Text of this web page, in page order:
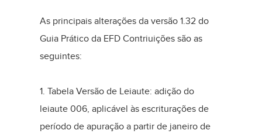
As principais alterações da versão 1.32 do
Guia Prático da EFD Contriuições são as
seguintes:
1. Tabela Versão de Leiaute: adição do
leiaute 006, aplicável às escriturações de
período de apuração a partir de janeiro de